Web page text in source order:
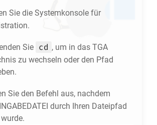
Sie die Systemkonsole für
Sie cd , um in das TGA
zu wechseln oder den Pfad
Sie den Befehl aus, nachdem
durch Ihren Dateipfad